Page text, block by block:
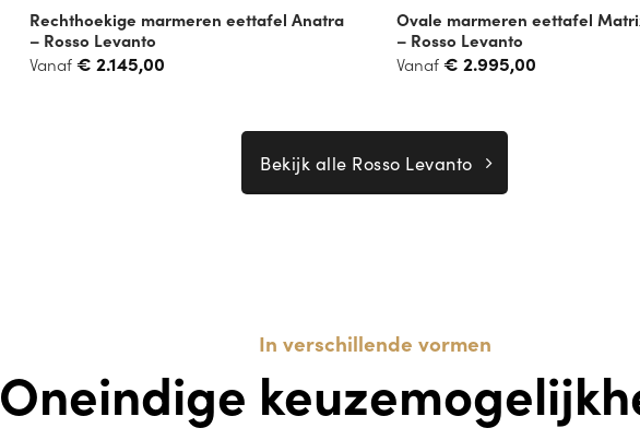
Rechthoekige marmeren eettafel Anatra
– Rosso Levanto
Vanaf€ 2.145,00
Ovale marmeren eettafel
– Rosso Levanto
Vanaf€ 2.995,00
Bekijk alle Rosso Levanto
In verschillende vormen
Oneindige